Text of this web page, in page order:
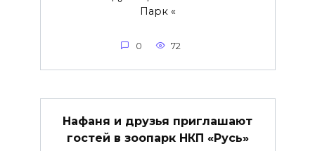
Парк «
0 72
Нафаня и друзья приглашают
гостей в зоопарк НКП «Русь»